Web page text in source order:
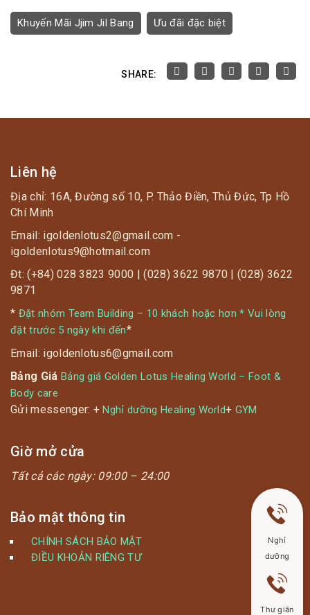
Khuyến Mãi Jjim Jil Bang Ưu đãi đặc biệt
SHARE:
Liên hệ
Địa chỉ: 16A, Đường số 10, P. Thảo Điền, Thủ Đức, Tp Hồ
Chí Minh
Email: igoldenlotus2@gmail.com -
igoldenlotus9@hotmail.com
Đt: (+84) 028 3823 9000 | (028) 3622 9870 | (028) 3622
9871
* Đặt nhóm Team Building – 10 khách hoặc hơn * Vui lòng
đặt trước 5 ngày khi đến*
Email: igoldenlotus6@gmail.com
Bảng Giá Bảng giá Golden Lotus Healing World – Foot &
Body care
Gửi messenger: +Nghỉ dưỡng Healing World+ GYM
Giờ mở cửa
Tất cả các ngày: 09:00 – 24:00
Bảo mật thông tin
CHÍNH SÁCH BẢO MẬT
ĐIỀU KHOẢN RIÊNG TƯ
Nghỉ
dưỡng
Thư giãn